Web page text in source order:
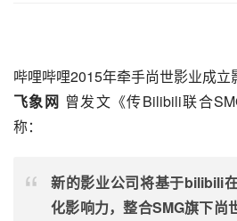
哔哩哔哩2015年牵手尚世影业成立
飞象网 曾发文《传Bilibili联合
称：
新的影业公司将基于bilibili
化影响力，整合SMG旗下尚